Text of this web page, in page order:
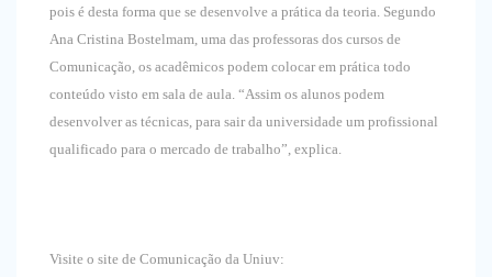
pois é desta forma que se desenvolve a prática da teoria. Segundo
Ana Cristina Bostelmam, uma das professoras dos cursos de
Comunicação, os acadêmicos podem colocar em prática todo
conteúdo visto em sala de aula. “Assim os alunos podem
desenvolver as técnicas, para sair da universidade um profissional
qualificado para o mercado de trabalho”, explica.
Visite o site de Comunicação da Uniuv: